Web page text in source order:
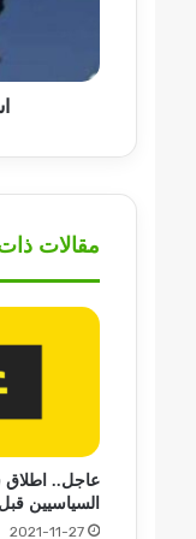
مقالات
عاجل.. اطلاق
السياسيين
2021-11-27